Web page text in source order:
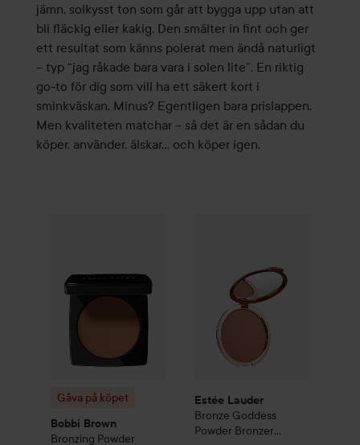
jämn, solkysst ton som går att bygga upp utan att
bli fläckig eller kakig. Den smälter in fint och ger
ett resultat som känns polerat men ändå naturligt
– typ “jag råkade bara vara i solen lite”. En riktig
go-to för dig som vill ha ett säkert kort i
sminkväskan. Minus? Egentligen bara prislappen.
Men kvaliteten matchar – så det är en sådan du
köper, använder, älskar… och köper igen.
Gåva på köpet
Bobbi Brown
Bronzing Powder
Estée Lauder
Bronze Goddess
Powder Bronzer